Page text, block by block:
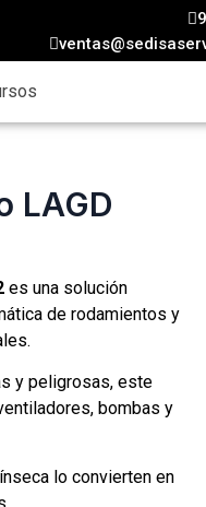
LAGD
es una solución
de rodamientos y
y peligrosas, este
bombas y
lo convierten en